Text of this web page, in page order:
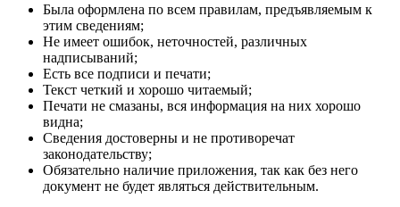
Была оформлена по всем правилам, предъявляемым к
этим сведениям;
Не имеет ошибок, неточностей, различных
надписываний;
Есть все подписи и печати;
Текст четкий и хорошо читаемый;
Печати не смазаны, вся информация на них хорошо
видна;
Сведения достоверны и не противоречат
законодательству;
Обязательно наличие приложения, так как без него
документ не будет являться действительным.